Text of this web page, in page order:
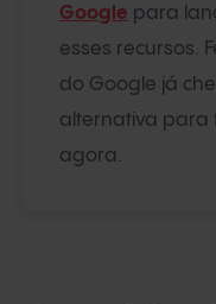
Google para
esses recursos.
do Google já
alternativa para
agora.